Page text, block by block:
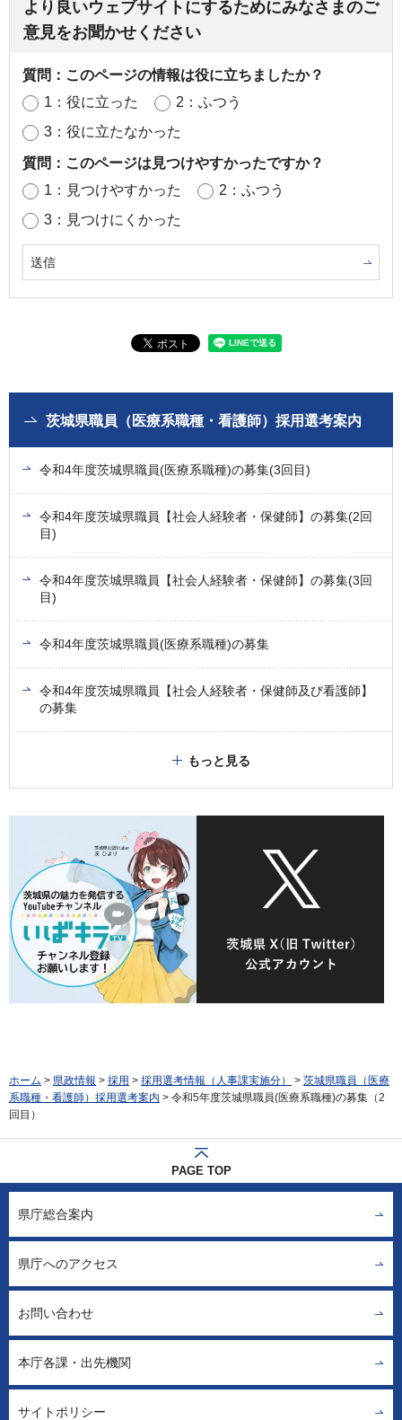
より良いウェブサイトにするためにみなさまのご
意見をお聞かせください
質問：このページの情報は役に立ちましたか？
1：役に立った
2：ふつう
3：役に立たなかった
質問：このページは見つけやすかったですか？
1：見つけやすかった
2：ふつう
3：見つけにくかった
茨城県職員（医療系職種・看護師）採用選考案内
令和4年度茨城県職員(医療系職種)の募集(3回目)
令和4年度茨城県職員【社会人経験者・保健師】の募集(2回
目)
令和4年度茨城県職員【社会人経験者・保健師】の募集(3回
目)
令和4年度茨城県職員(医療系職種)の募集
令和4年度茨城県職員【社会人経験者・保健師及び看護師】
の募集
もっと見る
ホーム > 県政情報 > 採用 > 採用選考情報（人事課実施分） > 茨城県職員（医療
系職種・看護師）採用選考案内 > 令和5年度茨城県職員(医療系職種)の募集（2
回目）
PAGE TOP
県庁総合案内
県庁へのアクセス
お問い合わせ
本庁各課・出先機関
サイトポリシー